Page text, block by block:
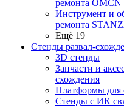
ремонта OMCN
Инструмент и
ремонта
Ещё 19
Стенды развал-
3D стенды
Запчасти и
схождения
Платформы для
Стенды с ИК